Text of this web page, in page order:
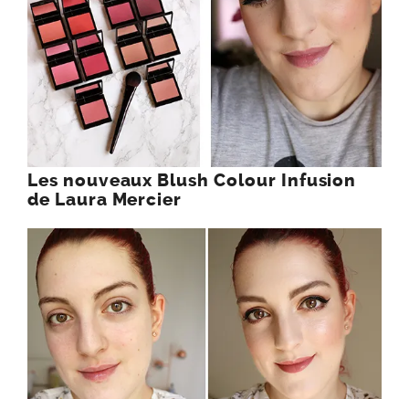
Les nouveaux Blush Colour Infusion
de Laura Mercier